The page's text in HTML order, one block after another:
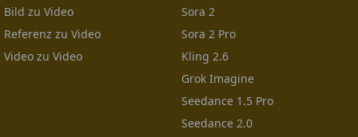
Bild zu Video
Referenz zu Video
Video zu Video
Sora 2
Sora 2 Pro
Kling 2.6
Grok Imagine
Seedance 1.5 Pro
Seedance 2.0